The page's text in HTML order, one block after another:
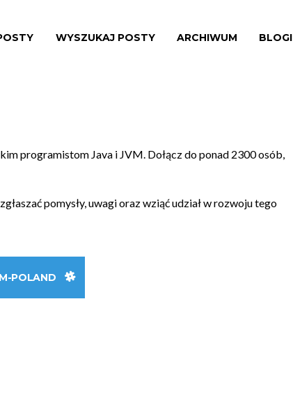
WYSZUKAJ POSTY ARCHIWUM BLOGI
programistom Java i JVM. Dołącz do ponad 2300 osób,
pomysły, uwagi oraz wziąć udział w rozwoju tego
POLAND